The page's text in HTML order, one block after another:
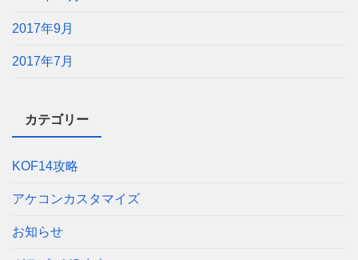
2017年9月
2017年7月
カテゴリー
KOF14攻略
アケコンカスタマイズ
お知らせ